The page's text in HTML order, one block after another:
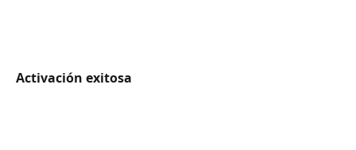
Activación exitosa